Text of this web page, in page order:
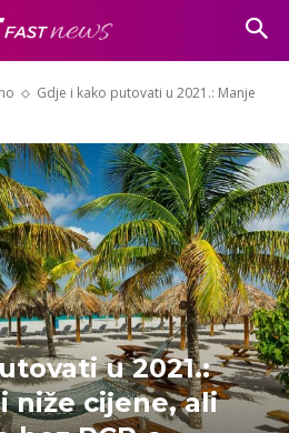
Gdje i kako putovati u 2021.: Manje
u 2021.:
niže cijene, ali